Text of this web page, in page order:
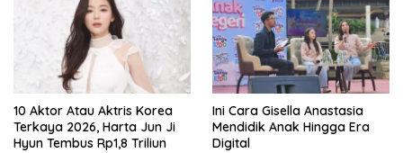
10 Aktor Atau Aktris Korea
Terkaya 2026, Harta Jun Ji
Hyun Tembus Rp1,8 Triliun
Ini Cara Gisella Anastasia
Mendidik Anak Hingga Era
Digital